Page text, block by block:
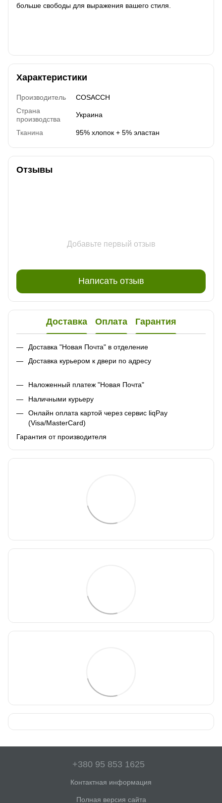
больше свободы для выражения вашего стиля.
Характеристики
Производитель
COSACCH
Страна
производства
Украина
Тканина 95% хлопок + 5% эластан
Отзывы
Добавьте первый отзыв
Написать отзыв
Доставка Оплата Гарантия
Доставка "Новая Почта" в отделение
Доставка курьером к двери по адресу
Наложенный платеж "Новая Почта"
Наличными курьеру
Онлайн оплата картой через сервис liqPay
(Visa/MasterCard)
Гарантия от производителя
+380 95 853 1625
Контактная информация
Полная версия сайта